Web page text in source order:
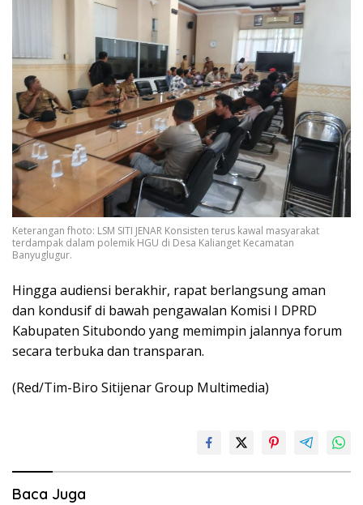
Keterangan fhoto: LSM SITI JENAR Konsisten terus kawal masyarakat
terdampak dalam polemik HGU di Desa Kalianget Kecamatan
Banyuglugur.
Hingga audiensi berakhir, rapat berlangsung aman
dan kondusif di bawah pengawalan Komisi I DPRD
Kabupaten Situbondo yang memimpin jalannya forum
secara terbuka dan transparan.
(Red/Tim-Biro Sitijenar Group Multimedia)
Baca Juga